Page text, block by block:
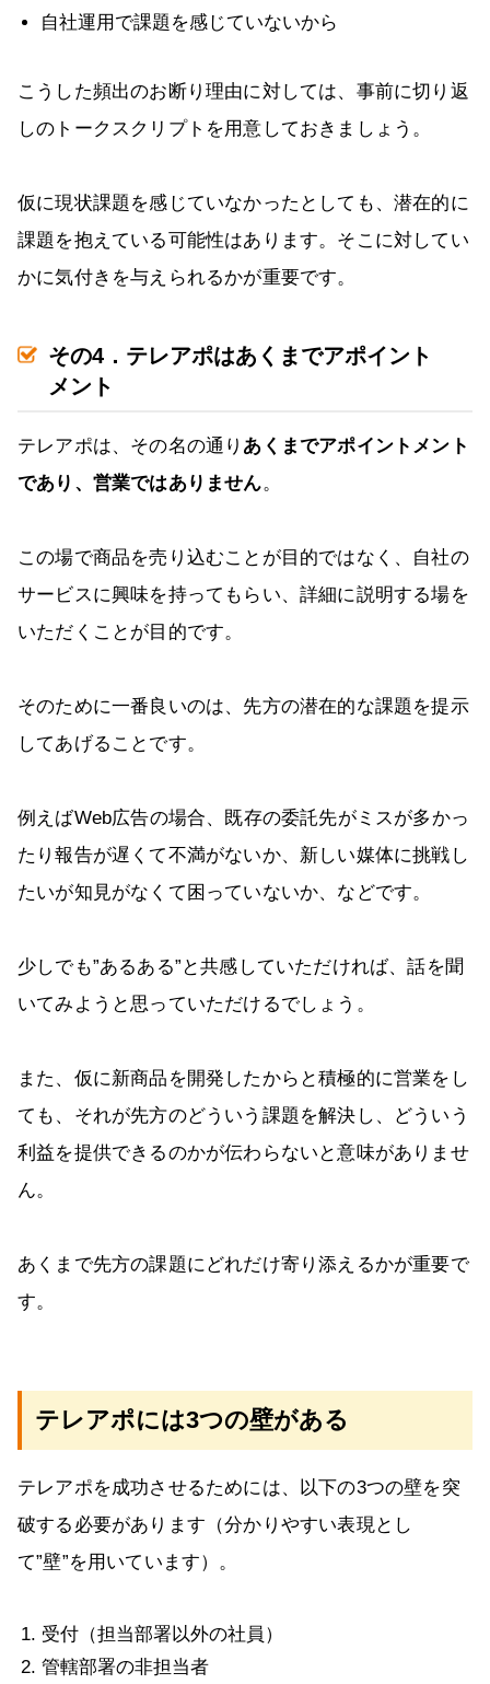
自社運用で課題を感じていないから
こうした頻出のお断り理由に対しては、事前に切り返
しのトークスクリプトを用意しておきましょう。
仮に現状課題を感じていなかったとしても、潜在的に
課題を抱えている可能性はあります。そこに対してい
かに気付きを与えられるかが重要です。
その4．テレアポはあくまでアポイント
メント
テレアポは、その名の通り あくまでアポイントメント
であり、営業ではありません。
この場で商品を売り込むことが目的ではなく、自社の
サービスに興味を持ってもらい、詳細に説明する場を
いただくことが目的です。
そのために一番良いのは、先方の潜在的な課題を提示
してあげることです。
例えばWeb広告の場合、既存の委託先がミスが多かっ
たり報告が遅くて不満がないか、新しい媒体に挑戦し
たいが知見がなくて困っていないか、などです。
少しでも”あるある”と共感していただければ、話を聞
いてみようと思っていただけるでしょう。
また、仮に新商品を開発したからと積極的に営業をし
ても、それが先方のどういう課題を解決し、どういう
利益を提供できるのかが伝わらないと意味がありませ
ん。
あくまで先方の課題にどれだけ寄り添えるかが重要で
す。
テレアポには3つの壁がある
テレアポを成功させるためには、以下の3つの壁を突
破する必要があります（分かりやすい表現とし
て”壁”を用いています）。
受付（担当部署以外の社員）
管轄部署の非担当者